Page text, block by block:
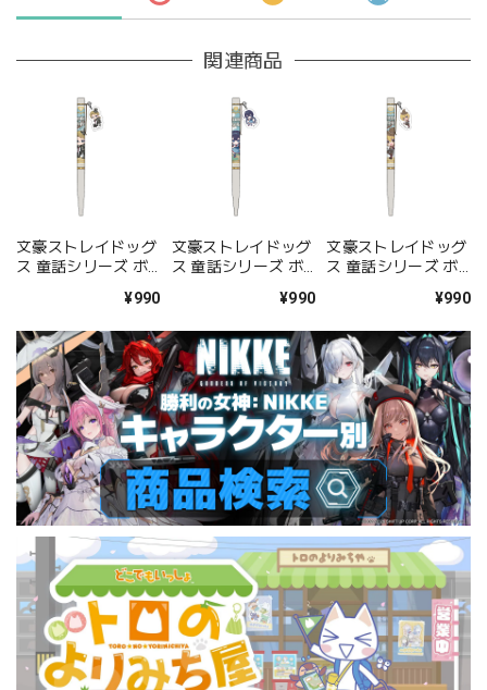
関連商品
文豪ストレイドッグ
ス 童話シリーズ ボ
¥990
文豪ストレイドッグ
ス 童話シリーズ ボ
¥990
文豪ストレイドッグ
ス 童話シリーズ ボ
¥990